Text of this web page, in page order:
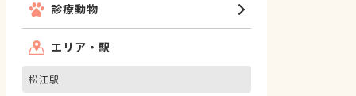
診療動物
エリア・駅
松江駅